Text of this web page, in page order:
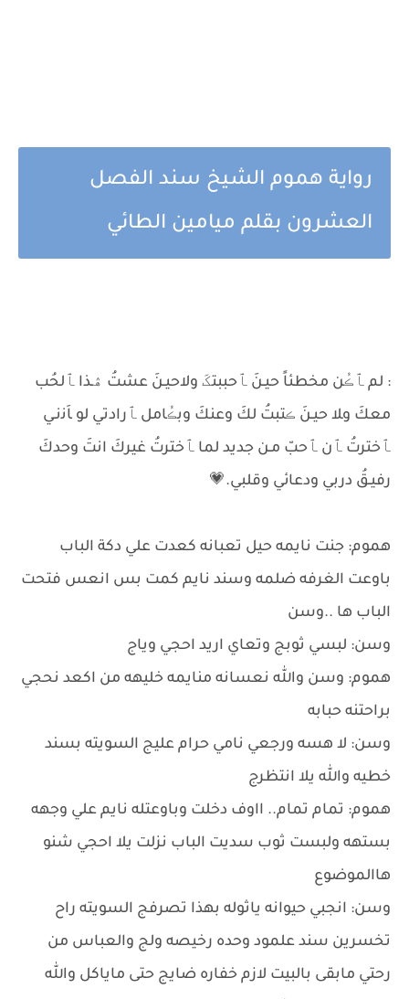
رواية هموم الشيخ سند الفصل
العشرون بقلم ميامين الطائي
: لم ﭑڪُن مخطئاً حيـنَ ﭑحببتکَ ولاحيـنَ عشتُ ۿـذا ﭑلحُب
معكَ وﻼ حيـنَ ڪتبتُ لكَ وعنكَ وبڪُامل ﭑرادتي لو ﺎَﻧنـي
ﭑخترتُ ﭑن ﭑحبّ مـن جديد لما ﭑخترتُ غيركَ انتَ وحدكَ
رفيـقُ دربي ودعائي وقلبي.💗
هموم: جنت نايمه حيل تعبانه كعدت علي دكة الباب
باوعت الغرفه ضلمه وسند نايم كمت بس انعس فتحت
الباب ها ..وسن
وسن: لبسي ثوبج وتعاي اريد احجي وياج
هموم: وسن والله نعسانه منايمه خليهه من اكعد نحجي
براحتنه حبابه
وسن: لا هسه ورجعي نامي حرام عليج السويته بسند
خطيه والله يلا انتظرج
هموم: تمام تمام.. ااوف دخلت وباوعتله نايم علي وجهه
بستهه ولبست ثوب سديت الباب نزلت يلا احجي شنو
هاالموضوع
وسن: انجبي حيوانه ياثوله بهذا تصرفج السويته راح
تخسرين سند علمود وحده رخيصه ولج والعباس من
رحتي مابقى بالبيت لازم خفاره ضايج حتى ماياكل والله